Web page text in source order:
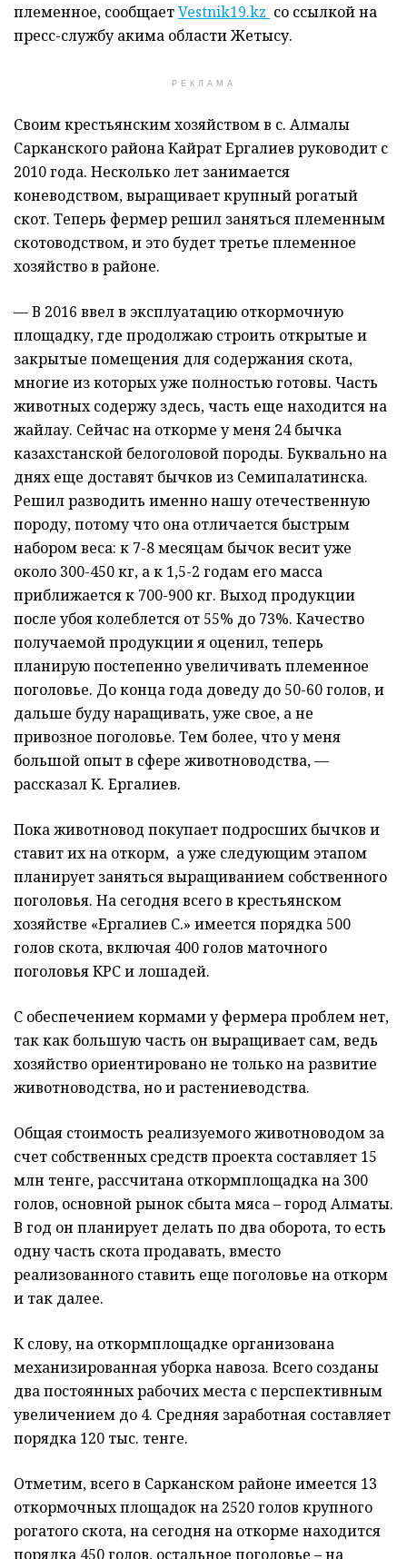
племенное, сообщаетVestnik19.kz со ссылкой на
пресс-службу акима области Жетысу.
РЕКЛАМА
Своим крестьянским хозяйством в с. Алмалы
Сарканского района Кайрат Ергалиев руководит с
2010 года. Несколько лет занимается
коневодством, выращивает крупный рогатый
скот. Теперь фермер решил заняться племенным
скотоводством, и это будет третье племенное
хозяйство в районе.
— В 2016 ввел в эксплуатацию откормочную
площадку, где продолжаю строить открытые и
закрытые помещения для содержания скота,
многие из которых уже полностью готовы. Часть
животных содержу здесь, часть еще находится на
жайлау. Сейчас на откорме у меня 24 бычка
казахстанской белоголовой породы. Буквально на
днях еще доставят бычков из Семипалатинска.
Решил разводить именно нашу отечественную
породу, потому что она отличается быстрым
набором веса: к 7-8 месяцам бычок весит уже
около 300-450 кг, а к 1,5-2 годам его масса
приближается к 700-900 кг. Выход продукции
после убоя колеблется от 55% до 73%. Качество
получаемой продукции я оценил, теперь
планирую постепенно увеличивать племенное
поголовье. До конца года доведу до 50-60 голов, и
дальше буду наращивать, уже свое, а не
привозное поголовье. Тем более, что у меня
большой опыт в сфере животноводства, —
рассказал К. Ергалиев.
Пока животновод покупает подросших бычков и
ставит их на откорм, а уже следующим этапом
планирует заняться выращиванием собственного
поголовья. На сегодня всего в крестьянском
хозяйстве «Ергалиев С.» имеется порядка 500
голов скота, включая 400 голов маточного
поголовья КРС и лошадей.
С обеспечением кормами у фермера проблем нет,
так как большую часть он выращивает сам, ведь
хозяйство ориентировано не только на развитие
животноводства, но и растениеводства.
Общая стоимость реализуемого животноводом за
счет собственных средств проекта составляет 15
млн тенге, рассчитана откормплощадка на 300
голов, основной рынок сбыта мяса – город Алматы.
В год он планирует делать по два оборота, то есть
одну часть скота продавать, вместо
реализованного ставить еще поголовье на откорм
и так далее.
К слову, на откормплощадке организована
механизированная уборка навоза. Всего cозданы
два постоянных рабочих места с перспективным
увеличением до 4. Средняя заработная составляет
порядка 120 тыс. тенге.
Отметим, всего в Сарканском районе имеется 13
откормочных площадок на 2520 голов крупного
рогатого скота, на сегодня на откорме находится
порядка 450 голов, остальное поголовье – на